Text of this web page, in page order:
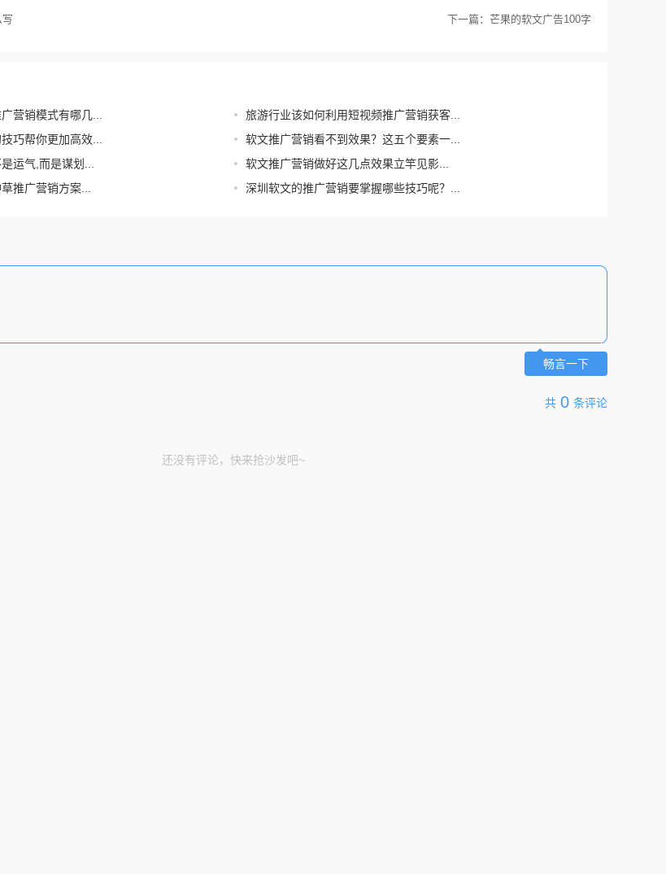
写 下一篇：芒果的软文广告100字
营销模式有哪几...
旅游行业该如何利用短视频推广营销获客...
巧帮你更加高效...
软文推广营销看不到效果？这五个要素一...
运气,而是谋划...
软文推广营销做好这几点效果立竿见影...
推广营销方案...
深圳软文的推广营销要掌握哪些技巧呢？...
畅言一下
共 0 条评论
还没有评论，快来抢沙发吧~